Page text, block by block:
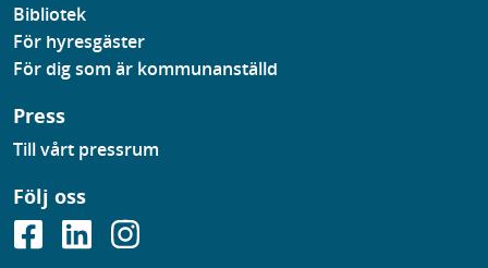
Bibliotek
För hyresgäster
För dig som är kommunanställd
Press
Till vårt pressrum
Följ oss